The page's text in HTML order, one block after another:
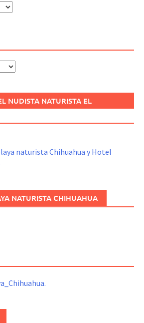
NUDISTA NATURISTA EL
naturista Chihuahua y Hotel
NATURISTA CHIHUAHUA